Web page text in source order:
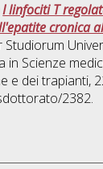
I linfociti T
cronica
in Scienze
e dei trapianti,
2382.